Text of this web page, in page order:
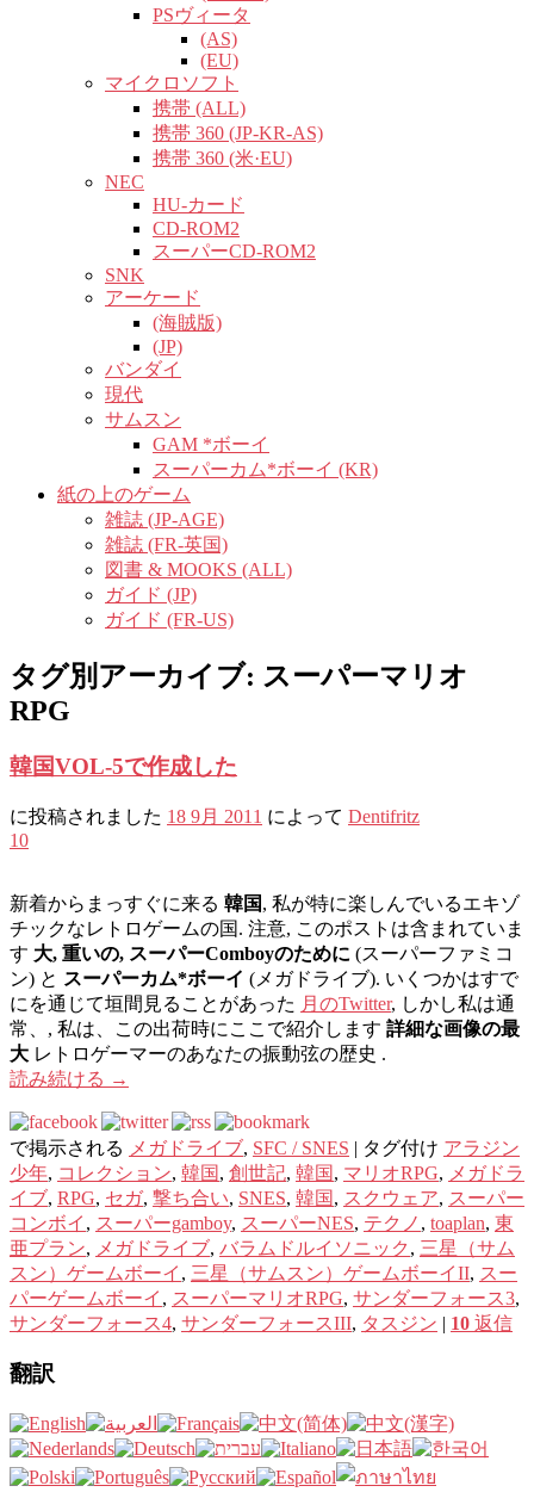
PSヴィータ
(AS)
(EU)
マイクロソフト
携帯 (ALL)
携帯 360 (JP-KR-AS)
携帯 360 (米·EU)
NEC
HU-カード
CD-ROM2
スーパーCD-ROM2
SNK
アーケード
(海賊版)
(JP)
バンダイ
現代
サムスン
GAM *ボーイ
スーパーカム*ボーイ (KR)
紙の上のゲーム
雑誌 (JP-AGE)
雑誌 (FR-英国)
図書 & MOOKS (ALL)
ガイド (JP)
ガイド (FR-US)
タグ別アーカイブ: スーパーマリオ
RPG
韓国VOL-5で作成した
に投稿されました 18 9月 2011 によって Dentifritz
10
新着からまっすぐに来る 韓国, 私が特に楽しんでいるエキゾ
チックなレトロゲームの国. 注意, このポストは含まれていま
す 大, 重いの, スーパーComboyのために (スーパーファミコ
ン) と スーパーカム*ボーイ (メガドライブ). いくつかはすで
にを通じて垣間見ることがあった 月のTwitter, しかし私は通
常、, 私は、この出荷時にここで紹介します 詳細な画像の最
大 レトロゲーマーのあなたの振動弦の歴史 .
読み続ける →
で掲示される メガドライブ, SFC / SNES | タグ付け アラジン
少年, コレクション, 韓国 , 創世記, 韓国 , マリオRPG, メガドラ
イブ, RPG, セガ, 撃ち合い, SNES, 韓国 , スクウェア, スーパー
コンボイ , スーパーgamboy, スーパーNES, テクノ , toaplan, 東
亜プラン, メガドライブ, バラムドルイソニック , 三星（サム
スン）ゲームボーイ , 三星（サムスン）ゲームボーイII, スー
パーゲームボーイ , スーパーマリオRPG, サンダーフォース3,
サンダーフォース4, サンダーフォースIII, タスジン | 10 返信
翻訳